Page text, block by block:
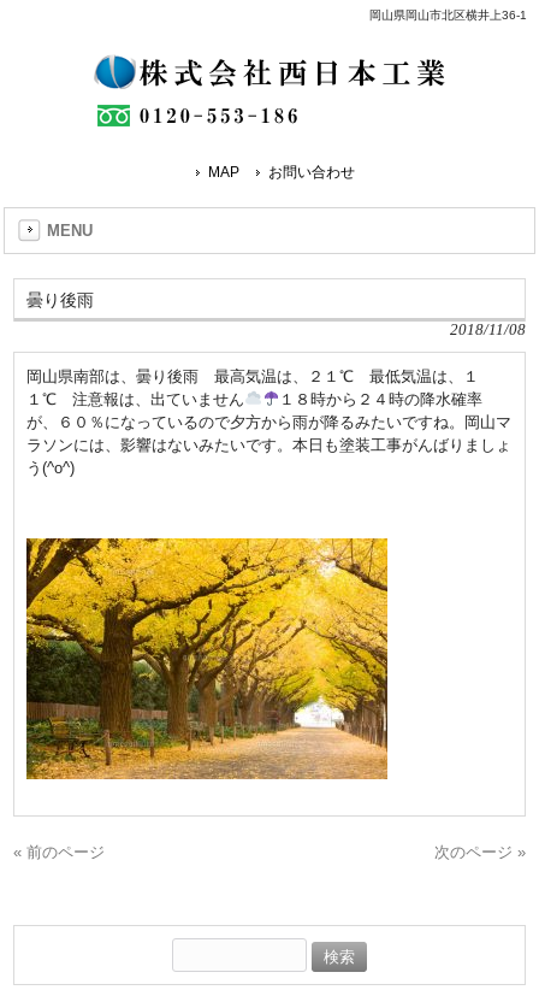
岡山県岡山市北区横井上36-1
MAP お問い合わせ
MENU
曇り後雨
2018/11/08
岡山県南部は、曇り後雨 最高気温は、２１℃ 最低気温は、１
１℃ 注意報は、出ていません
１８時から２４時の降水確率
が、６０％になっているので夕方から雨が降るみたいですね。岡山マ
ラソンには、影響はないみたいです。本日も塗装工事がんばりましょ
う(^o^)
« 前のページ 次のページ »
索: